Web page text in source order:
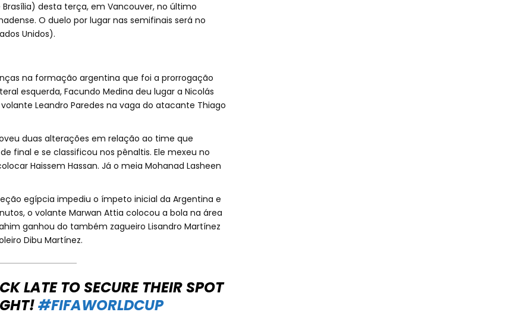
desta terça, em Vancouver, no último
O duelo por lugar nas semifinais será no
Unidos).
na formação argentina que foi a prorrogação
esquerda, Facundo Medina deu lugar a Nicolás
Leandro Paredes na vaga do atacante Thiago
duas alterações em relação ao time que
final e se classificou nos pênaltis. Ele mexeu no
Haissem Hassan. Já o meia Mohanad Lasheen
egípcia impediu o ímpeto inicial da Argentina e
o volante Marwan Attia colocou a bola na área
ganhou do também zagueiro Lisandro Martínez
Dibu Martínez.
LATE TO SECURE THEIR SPOT
#FIFAWORLDCUP